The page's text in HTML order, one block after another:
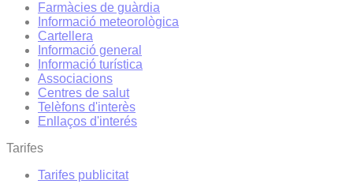
Farmàcies de guàrdia
Informació meteorològica
Cartellera
Informació general
Informació turística
Associacions
Centres de salut
Telèfons d'interès
Enllaços d'interés
Tarifes
Tarifes publicitat